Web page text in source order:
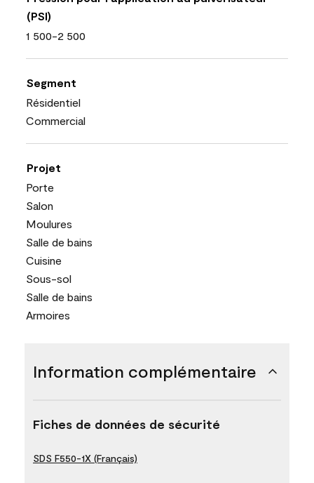
(PSI)
1 500-2 500
Segment
Résidentiel
Commercial
Projet
Porte
Salon
Moulures
Salle de bains
Cuisine
Sous-sol
Salle de bains
Armoires
Information complémentaire
Fiches de données de sécurité
SDS F550-1X (Français)